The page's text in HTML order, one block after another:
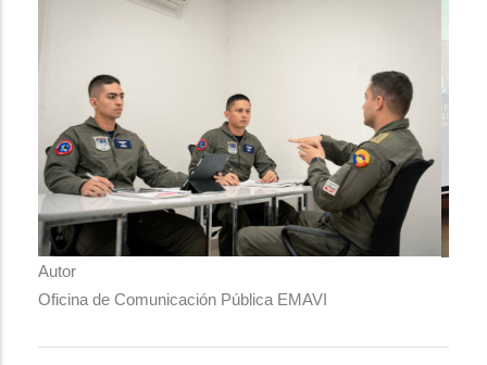
Autor
Oficina de Comunicación Pública EMAVI